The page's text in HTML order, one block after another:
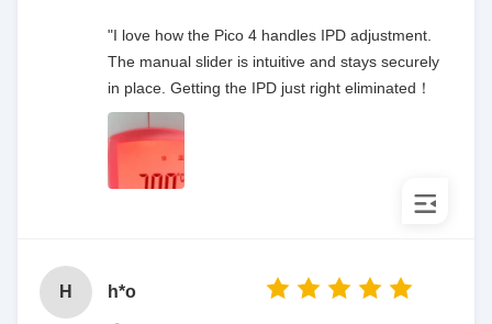
"I love how the Pico 4 handles IPD adjustment.
The manual slider is intuitive and stays securely
in place. Getting the IPD just right eliminated！
H h*o